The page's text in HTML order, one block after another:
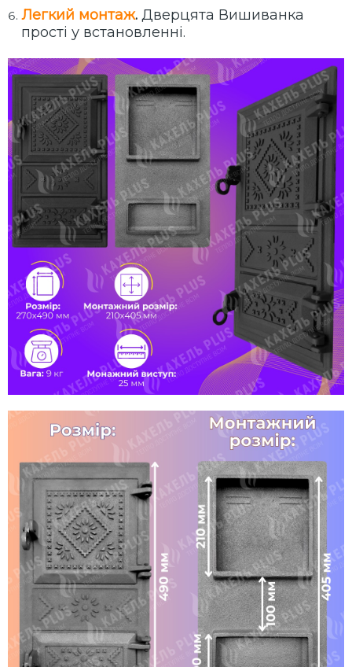
Легкий монтаж. Дверцята Вишиванка
прості у встановленні.